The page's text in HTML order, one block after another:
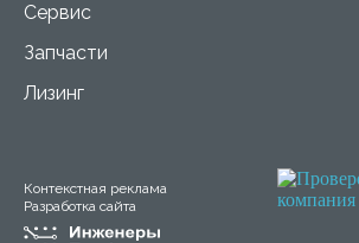
Сервис
Запчасти
Лизинг
Разработка сайта
Контекстная реклама